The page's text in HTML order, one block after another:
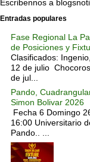
Escribennos a
Entradas populares
Fase Regional La
de Posiciones y
Clasificados:
12 de julio
de jul...
Pando,
Simon Bolivar 2026
Fecha 6 Domingo
16:00 Universitario
Pando.. ...